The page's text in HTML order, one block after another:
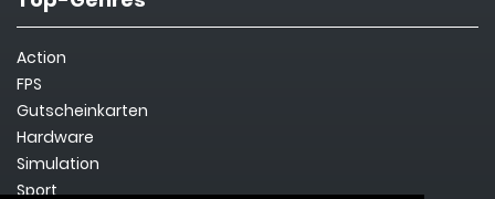
Action
FPS
Gutscheinkarten
Hardware
Simulation
Sport